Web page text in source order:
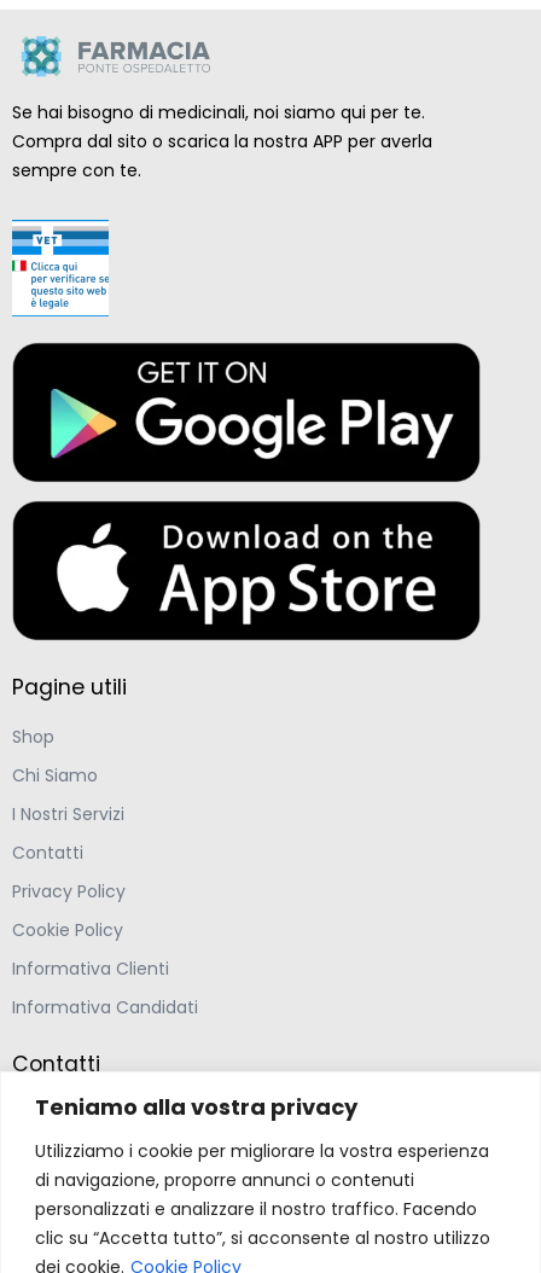
Teniamo alla vostra privacy
Utilizziamo i cookie per migliorare la vostra esperienza
di navigazione, proporre annunci o contenuti
personalizzati e analizzare il nostro traffico. Facendo
clic su “Accetta tutto”, si acconsente al nostro utilizzo
dei cookie. Cookie Policy
Se hai bisogno di medicinali, noi siamo qui per te.
Compra dal sito o scarica la nostra APP per averla
sempre con te.
Pagine utili
Shop
Chi Siamo
I Nostri Servizi
Contatti
Privacy Policy
Cookie Policy
Informativa Clienti
Informativa Candidati
Contatti
Farmacia Ponte Ospedaletto S.N.C
Via della Solidarietà 2,
47020 Longiano, Forlì-Cesena